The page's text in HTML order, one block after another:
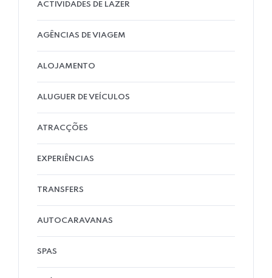
ACTIVIDADES DE LAZER
AGÊNCIAS DE VIAGEM
ALOJAMENTO
ALUGUER DE VEÍCULOS
ATRACÇÕES
EXPERIÊNCIAS
TRANSFERS
AUTOCARAVANAS
SPAS